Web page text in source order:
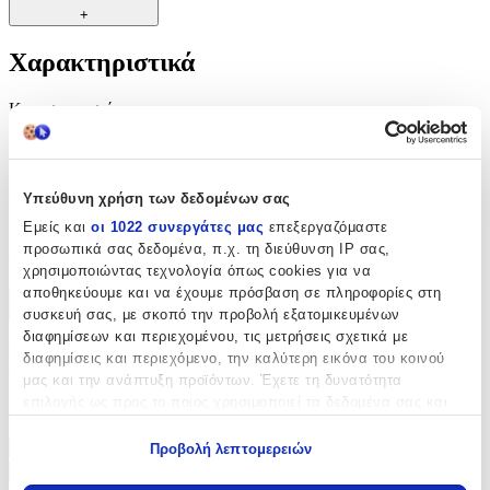
Υπεύθυνη χρήση των δεδομένων σας
Εμείς και οι 1022 συνεργάτες μας επεξεργαζόμαστε
προσωπικά σας δεδομένα, π.χ. τη διεύθυνση IP σας,
χρησιμοποιώντας τεχνολογία όπως cookies για να
αποθηκεύουμε και να έχουμε πρόσβαση σε πληροφορίες στη
συσκευή σας, με σκοπό την προβολή εξατομικευμένων
διαφημίσεων και περιεχομένου, τις μετρήσεις σχετικά με
διαφημίσεις και περιεχόμενο, την καλύτερη εικόνα του κοινού
μας και την ανάπτυξη προϊόντων. Έχετε τη δυνατότητα
Προβολή λεπτομερειών
+
Χαρακτηριστικά
Κατασκευαστής
Αξιολογήσεις
Προς το παρόν δεν υπάρχουν άλλες αξιολογήσεις. Όταν
προστεθούν, θα εμφανιστούν εδώ.
Πώς υπολογίζεται η βαθμολογία
Η τελική βαθμολογία βασίζεται αποκλειστικά σε κριτικές χρηστών
που έχουν πραγματοποιήσει αγορά μέσω SHOPFLIX ή έχουν
επιβεβαιώσει την αγορά τους.